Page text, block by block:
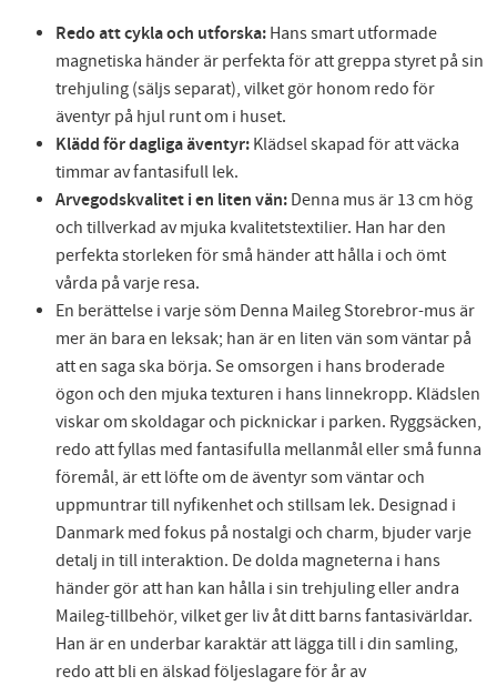
Redo att cykla och utforska: Hans smart utformade
magnetiska händer är perfekta för att greppa styret på sin
trehjuling (säljs separat), vilket gör honom redo för
äventyr på hjul runt om i huset.
Klädd för dagliga äventyr: Klädsel skapad för att väcka
timmar av fantasifull lek.
Arvegodskvalitet i en liten vän: Denna mus är 13 cm hög
och tillverkad av mjuka kvalitetstextilier. Han har den
perfekta storleken för små händer att hålla i och ömt
vårda på varje resa.
En berättelse i varje söm Denna Maileg Storebror-mus är
mer än bara en leksak; han är en liten vän som väntar på
att en saga ska börja. Se omsorgen i hans broderade
ögon och den mjuka texturen i hans linnekropp. Klädslen
viskar om skoldagar och picknickar i parken. Ryggsäcken,
redo att fyllas med fantasifulla mellanmål eller små funna
föremål, är ett löfte om de äventyr som väntar och
uppmuntrar till nyfikenhet och stillsam lek. Designad i
Danmark med fokus på nostalgi och charm, bjuder varje
detalj in till interaktion. De dolda magneterna i hans
händer gör att han kan hålla i sin trehjuling eller andra
Maileg-tillbehör, vilket ger liv åt ditt barns fantasivärldar.
Han är en underbar karaktär att lägga till i din samling,
redo att bli en älskad följeslagare för år av